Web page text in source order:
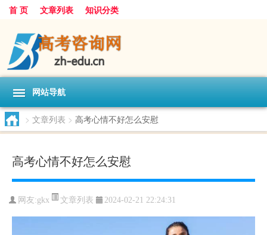
首 页 文章列表 知识分类
网站导航
> 文章列表 > 高考心情不好怎么安慰
高考心情不好怎么安慰
网友:gkx 文章列表 2024-02-21 22:24:31